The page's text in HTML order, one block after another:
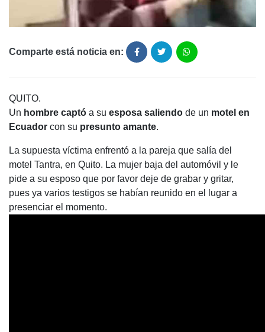
Comparte está noticia en:
QUITO.
Un hombre captó a su esposa saliendo de un motel en
Ecuador con su presunto amante.
La supuesta víctima enfrentó a la pareja que salía del
motel Tantra, en Quito. La mujer baja del automóvil y le
pide a su esposo que por favor deje de grabar y gritar,
pues ya varios testigos se habían reunido en el lugar a
presenciar el momento.